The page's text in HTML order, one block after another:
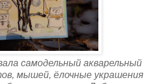
самодельный акварельный
мышей, ёлочные украшения